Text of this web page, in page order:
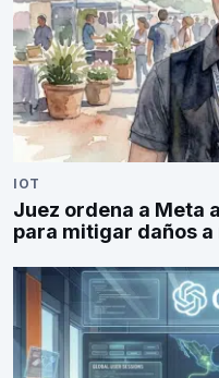
IOT
Juez ordena a Meta
para mitigar daños